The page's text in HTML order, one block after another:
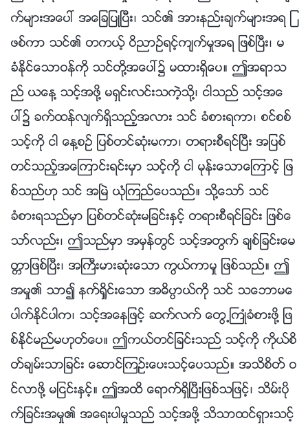
က္မ်ားအေပၚ အေျချပဳၿပီး၊ သင္၏ အားနည္းခ်က္မ်ားအရ ျ
ဖစ္ကာ သင္၏ တကယ့္ ဝိညာဥ္ရင့္က်က္မႈအရ ျဖစ္ၿပီး၊ မ
ခံႏိုင္ေသာဝန္ကို သင္တို႔အေပၚ၌ မထားရွိေပ။ ဤအရာသ
ည္ ယေန႔ သင့္အဖို႔ မရွင္းလင္းသကဲ့သို႔၊ ငါသည္ သင့္အေ
ပၚ၌ ခက္ထန္လ်က္ရွိသည့္အလား သင္ ခံစားရကာ၊ စင္စစ္
သင့္ကို ငါ ေန႔စဥ္ ျပစ္တင္ဆုံးမကာ၊ တရားစီရင္ၿပီး အျပစ္
တင္သည့္အေၾကာင္းရင္းမွာ သင့္ကို ငါ မုန္းေသာေၾကာင့္ ျဖ
စ္သည္ဟု သင္ အၿမဲ ယုံၾကည္ေပသည္။ သို႔ေသာ္ သင္
ခံစားရသည္မွာ ျပစ္တင္ဆုံးမျခင္းႏွင့္ တရားစီရင္ျခင္း ျဖစ္ေ
သာ္လည္း၊ ဤသည္မွာ အမွန္တြင္ သင့္အတြက္ ခ်စ္ျခင္းေမ
တၱာျဖစ္ၿပီး၊ အႀကီးမားဆုံးေသာ ကြယ္ကာမႈ ျဖစ္သည္။ ဤ
အမႈ၏ သာ၍ နက္ရႈိင္းေသာ အဓိပၸာယ္ကို သင္ သေဘာမေ
ပါက္ႏိုင္ပါက၊ သင့္အေနျဖင့္ ဆက္လက္ ေတြ႕ႀကဳံခံစားဖို႔ ျဖ
စ္ႏိုင္မည္မဟုတ္ေပ။ ဤကယ္တင္ျခင္းသည္ သင့္ကို ကိုယ္စိ
တ္ခ်မ္းသာျခင္း ေဆာင္ၾကဥ္းေပးသင့္ေပသည္။ အသိစိတ္ ဝ
င္လာဖို႔ မျငင္းႏွင့္။ ဤအထိ ေရာက္ရွိၿပီးျဖစ္သျဖင့္၊ သိမ္းပို
က္ျခင္းအမႈ၏ အေရးပါမႈသည္ သင့္အဖို႔ သိသာထင္ရွားသင့္